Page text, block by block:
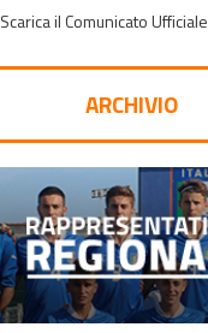
Scarica il Comunicato Ufficiale
ARCHIVIO